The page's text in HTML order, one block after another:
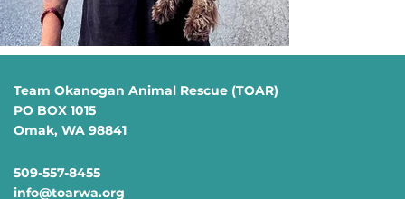
Team Okanogan Animal Rescue (TOAR)
PO BOX 1015
Omak, WA 98841
509-557-8455
info@toarwa.org